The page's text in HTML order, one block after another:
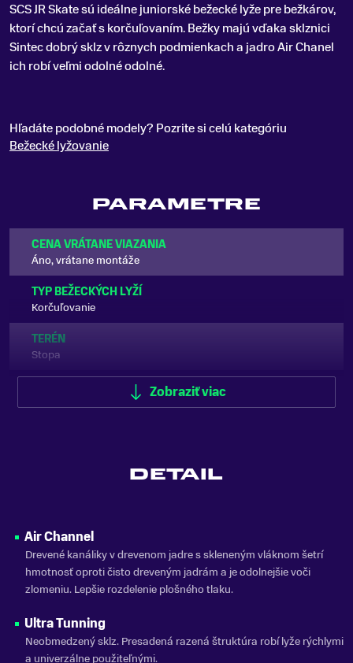
SCS JR Skate sú ideálne juniorské bežecké lyže pre bežkárov,
ktorí chcú začať s korčuľovaním.Bežky majú vďaka sklznici
Sintec dobrý sklz v rôznych podmienkach a jadro Air Chanel
ich robí veľmi odolné odolné.
Hľadáte podobné modely? Pozrite si celú kategóriu
Bežecké lyžovanie
PARAMETRE
CENA VRÁTANE VIAZANIA
Áno, vrátane montáže
TYP BEŽECKÝCH LYŽÍ
Korčuľovanie
TERÉN
Stopa
Začiatočník, Mierne pokročilý
FARBA
Čierna, Šedá, Žltá
ZNAČKA
Fischer
Zobraziť viac
DETAIL
Air Channel
Drevené kanáliky v drevenom jadre s skleneným vláknom šetrí
hmotnosť oproti čisto dreveným jadrám a je odolnejšie voči
zlomeniu. Lepšie rozdelenie plošného tlaku.
Ultra Tunning
Neobmedzený sklz. Presadená razená štruktúra robí lyže rýchlymi
a univerzálne použiteľnými.